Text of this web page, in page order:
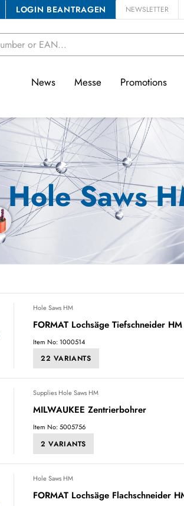
LOGIN BEANTRAGEN NEWSLETTER
News Messe Promotions
Hole Saws
Hole Saws HM
FORMAT Lochsäge Tiefschneider HM
Item No: 1000514
22 VARIANTS
Supplies Hole Saws HM
MILWAUKEE Zentrierbohrer
Item No: 5005756
2 VARIANTS
Hole Saws HM
FORMAT Lochsäge Flachschneider